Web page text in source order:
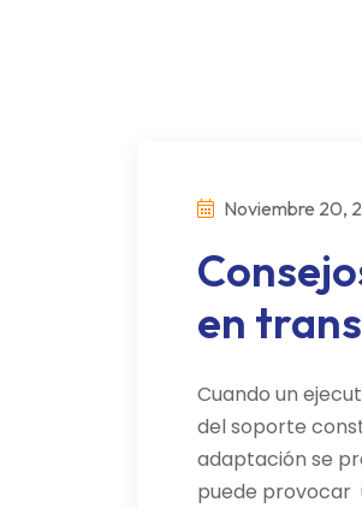
Noviembre 20,
en
Cuando un
del soporte
adaptación se
puede provocar